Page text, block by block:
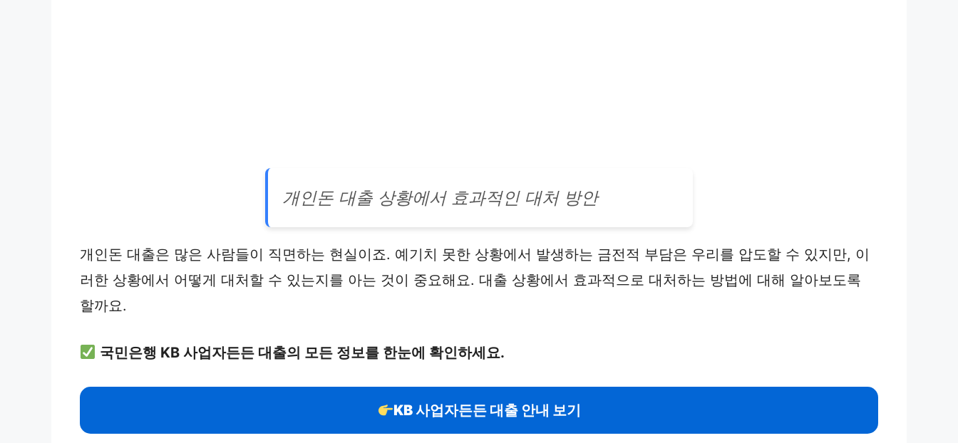
개인돈 대출 상황에서 효과적인 대처 방안
개인돈 대출은 많은 사람들이 직면하는 현실이죠. 예기치 못한 상황에서 발생하는 금전적 부담은 우리를 압도할 수 있지만, 이
러한 상황에서 어떻게 대처할 수 있는지를 아는 것이 중요해요. 대출 상황에서 효과적으로 대처하는 방법에 대해 알아보도록
할까요.
국민은행 KB 사업자든든 대출의 모든 정보를 한눈에 확인하세요.
KB 사업자든든 대출 안내 보기